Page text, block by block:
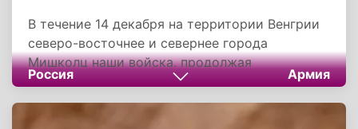
В течение 14 декабря на территории Венгрии
северо-восточнее и севернее города
Мишколц наши войска, продолжая
наступление, овладели городом и узловой
железнодорожной станцией Серен, а также с
боями заняли населенные пункты Бодрог-
Россия Армия